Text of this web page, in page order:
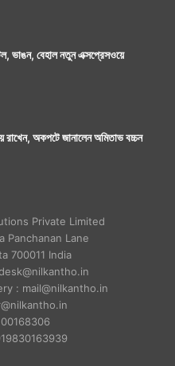
ভাঙন, বেহাল নতুন এক্সপ্রেসওয়ে
রাখেন, অকপটে জানালেন অমিতাভ বচ্চন
Private Limited
Panchanan Lane
700011 India
: mail@nilkantho.in